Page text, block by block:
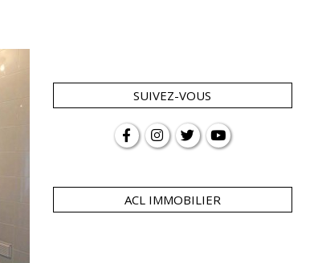
SUIVEZ-VOUS
ACL IMMOBILIER